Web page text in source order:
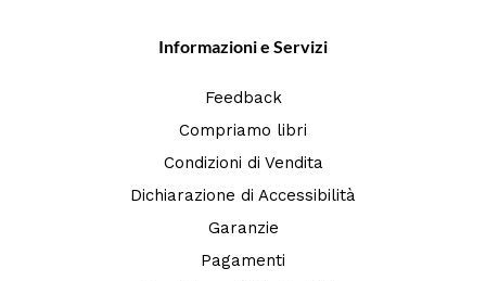
Informazioni e Servizi
Feedback
Compriamo libri
Condizioni di Vendita
Dichiarazione di Accessibilità
Garanzie
Pagamenti